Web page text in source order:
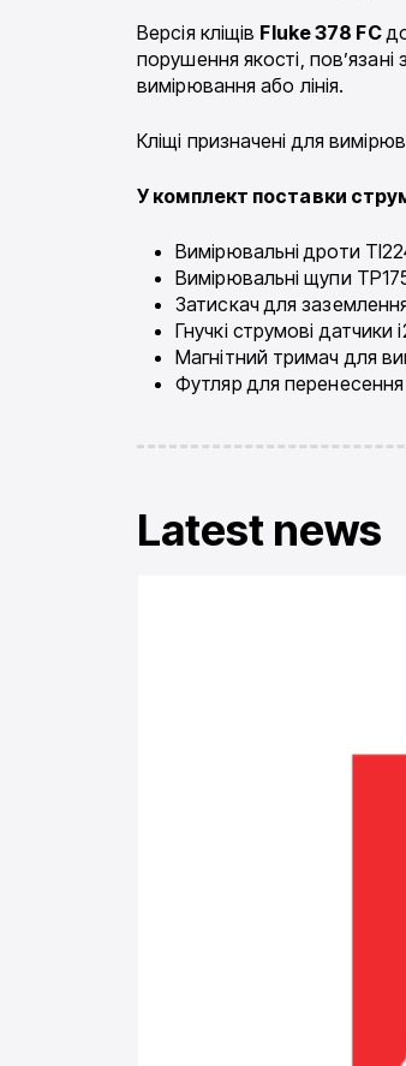
Версія кліщів Fluke 378 FC
порушення якості,
вимірювання або лінія.
Кліщі призначені для
У комплект поставки
Вимірювальні дроти
Вимірювальні щупи
Затискач для
Гнучкі струмові
Магнітний тримач для
Футляр для перенесення
Latest news